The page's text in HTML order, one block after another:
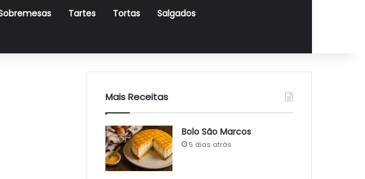
Tartes Tortas Salgados
Mais Receitas
Bolo São Marcos
5 dias atrás